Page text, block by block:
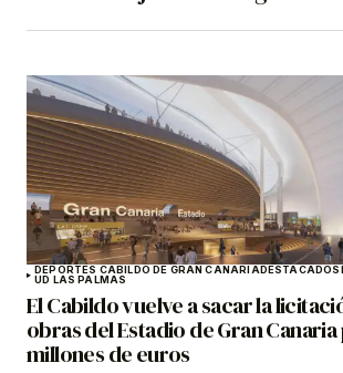
DEPORTES CABILDO DE GRAN CANARIADESTACADOS
UD LAS PALMAS
El Cabildo vuelve a sacar la
obras del Estadio de Gran
millones de euros